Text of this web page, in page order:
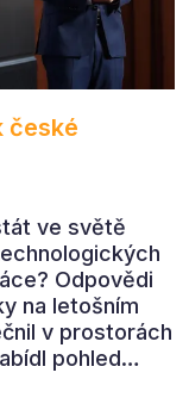
české
ve světě
Odpovědi
na letošním
v prostorách
pohled